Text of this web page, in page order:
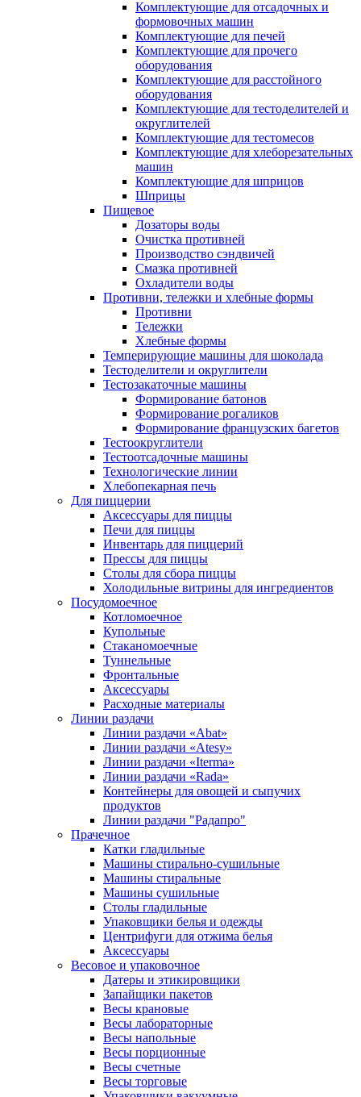
Комплектующие для отсадочных и
формовочных машин
Комплектующие для печей
Комплектующие для прочего
оборудования
Комплектующие для расстойного
оборудования
Комплектующие для тестоделителей и
округлителей
Комплектующие для тестомесов
Комплектующие для хлеборезательных
машин
Комплектующие для шприцов
Шприцы
Пищевое
Дозаторы воды
Очистка противней
Производство сэндвичей
Смазка противней
Охладители воды
Противни, тележки и хлебные формы
Противни
Тележки
Хлебные формы
Темперирующие машины для шоколада
Тестоделители и округлители
Тестозакаточные машины
Формирование батонов
Формирование рогаликов
Формирование французских багетов
Тестоокруглители
Тестоотсадочные машины
Технологические линии
Хлебопекарная печь
Для пиццерии
Аксессуары для пиццы
Печи для пиццы
Инвентарь для пиццерий
Прессы для пиццы
Столы для сбора пиццы
Холодильные витрины для ингредиентов
Посудомоечное
Котломоечное
Купольные
Стаканомоечные
Туннельные
Фронтальные
Аксессуары
Расходные материалы
Линии раздачи
Линии раздачи «Abat»
Линии раздачи «Atesy»
Линии раздачи «Iterma»
Линии раздачи «Rada»
Контейнеры для овощей и сыпучих
продуктов
Линии раздачи "Радапро"
Прачечное
Катки гладильные
Машины стирально-сушильные
Машины стиральные
Машины сушильные
Столы гладильные
Упаковщики белья и одежды
Центрифуги для отжима белья
Аксессуары
Весовое и упаковочное
Датеры и этикировщики
Запайщики пакетов
Весы крановые
Весы лабораторные
Весы напольные
Весы порционные
Весы счетные
Весы торговые